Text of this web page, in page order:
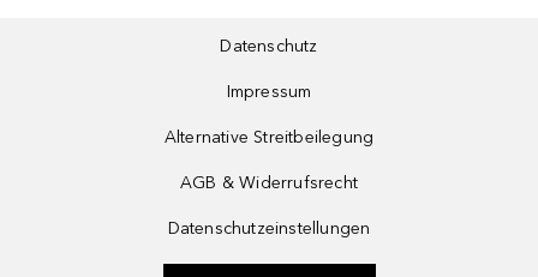
Datenschutz
Impressum
Alternative Streitbeilegung
AGB & Widerrufsrecht
Datenschutzeinstellungen